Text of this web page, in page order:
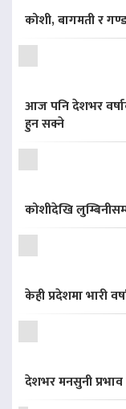
कोशी, बागमती र
आज पनि देशभर
हुन सक्ने
कोशीदेखि
केही प्रदेशमा भारी
देशभर मनसुनी प्रभाव